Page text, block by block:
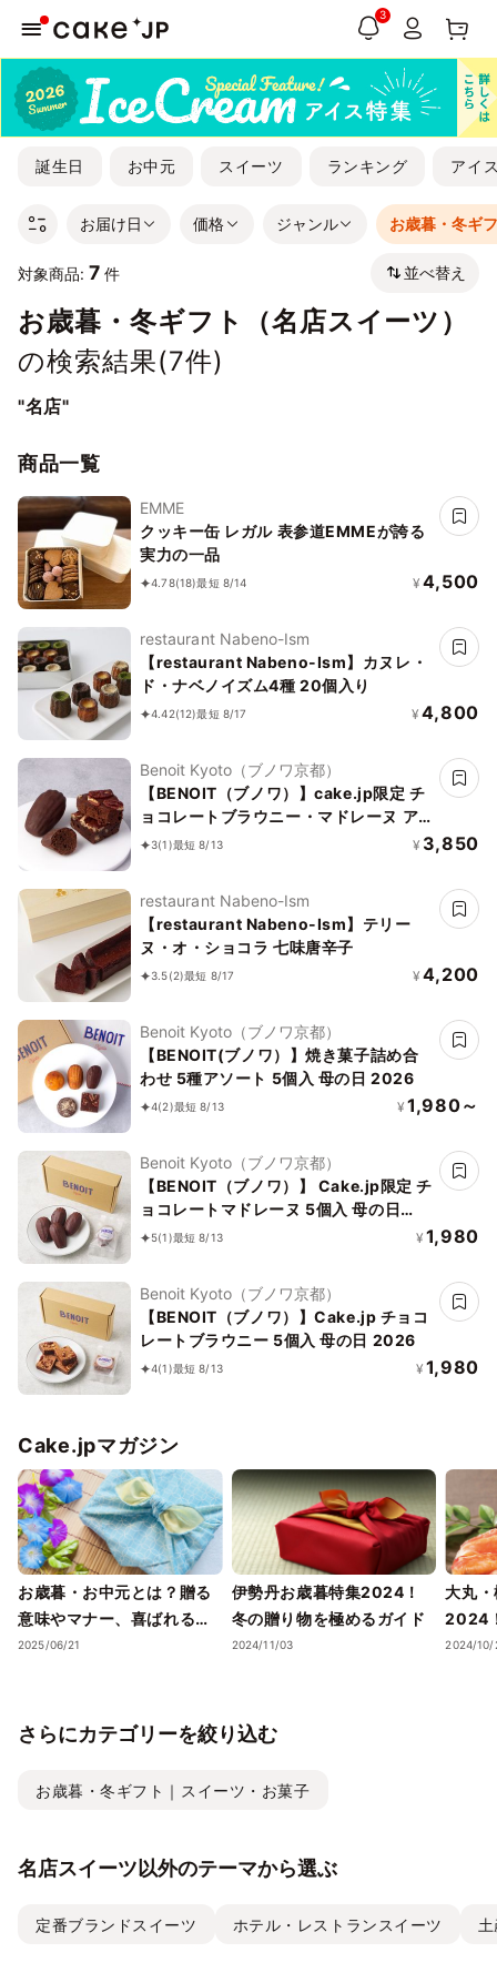
3
誕生日 お中元 スイーツ ランキング アイ
お届け日 価格 ジャンル お歳暮・冬ギ
対象商品: 7 件 並べ替え
お歳暮・冬ギフト（名店スイーツ）
の検索結果(7件)
"名店"
商品一覧
EMME
クッキー缶 レガル 表参道EMMEが誇る
実力の一品
4.78(18)最短 8/14 ¥ 4,500
restaurant Nabeno-Ism
【restaurant Nabeno-Ism】カヌレ・
ド・ナベノイズム4種 20個入り
4.42(12)最短 8/17 ¥ 4,800
Benoit Kyoto（ブノワ京都）
【BENOIT（ブノワ）】cake.jp限定 チ
ョコレートブラウニー・マドレーヌ ア
ソート 10個入
3(1)最短 8/13 ¥ 3,850
restaurant Nabeno-Ism
【restaurant Nabeno-Ism】テリー
ヌ・オ・ショコラ 七味唐辛子
3.5(2)最短 8/17 ¥ 4,200
Benoit Kyoto（ブノワ京都）
【BENOIT(ブノワ）】焼き菓子詰め合
わせ 5種アソート 5個入 母の日 2026
4(2)最短 8/13 ¥ 1,980～
Benoit Kyoto（ブノワ京都）
【BENOIT（ブノワ）】 Cake.jp限定 チ
ョコレートマドレーヌ 5個入 母の日
2026
5(1)最短 8/13 ¥ 1,980
Benoit Kyoto（ブノワ京都）
【BENOIT（ブノワ）】Cake.jp チョコ
レートブラウニー 5個入 母の日 2026
4(1)最短 8/13 ¥ 1,980
Cake.jpマガジン
お歳暮・お中元とは？贈る
意味やマナー、喜ばれるギ
フトのポイントまで徹底解
2025/06/21
伊勢丹お歳暮特集2024！
冬の贈り物を極めるガイド
2024/11/03
大丸
2024
ェック
2024/10/
さらにカテゴリーを絞り込む
お歳暮・冬ギフト｜スイーツ・お菓子
名店スイーツ以外のテーマから選ぶ
定番ブランドスイーツ ホテル・レストランスイーツ